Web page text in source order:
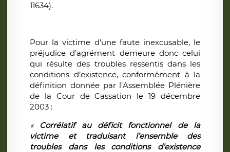
11634).
Pour la victime d’une faute inexcusable, le
préjudice d’agrément demeure donc celui
qui résulte des troubles ressentis dans les
conditions d’existence, conformément à la
définition donnée par l’Assemblée Plénière
de la Cour de Cassation le 19 décembre
2003 :
« Corrélatif au déficit fonctionnel de la
victime et traduisant l’ensemble des
troubles dans les conditions d’existence